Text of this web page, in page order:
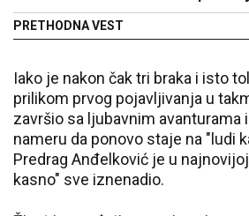
PRETHODNA VEST
Iako je nakon čak tri braka i isto
prilikom prvog pojavljivanja u
završio sa ljubavnim avanturama
nameru da ponovo staje na "ludi
Predrag Anđelković je u
kasno" sve iznenadio.